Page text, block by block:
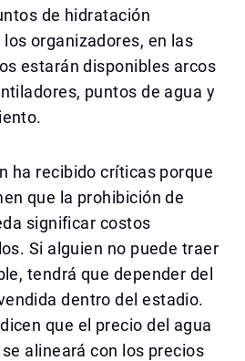
de hidratación
organizadores, en las
estarán disponibles arcos
puntos de agua y
ha recibido críticas porque
que la prohibición de
significar costos
Si alguien no puede traer
tendrá que depender del
dentro del estadio.
que el precio del agua
alineará con los precios